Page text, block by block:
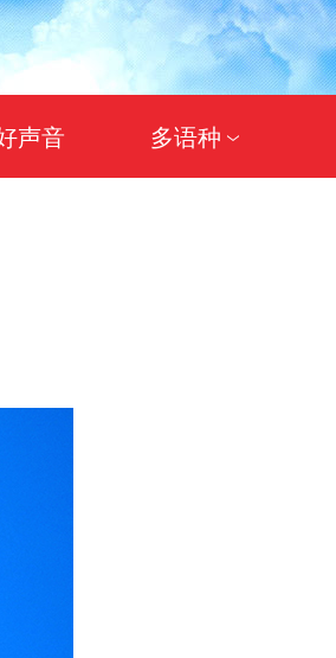
声音 多语种